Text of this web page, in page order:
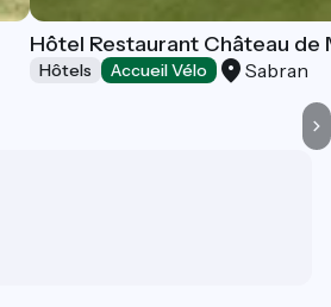
Hôtel Restaurant Château de
Hôtels Accueil Vélo Sabran